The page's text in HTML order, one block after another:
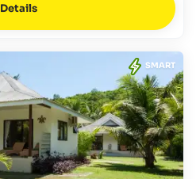
Details
SMART